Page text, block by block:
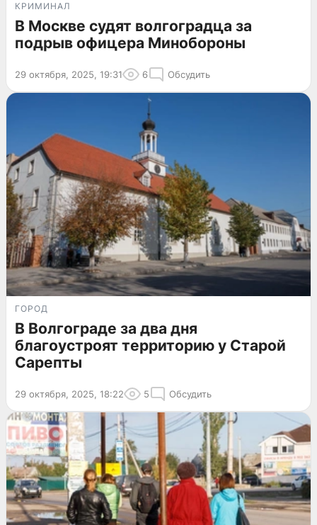
КРИМИНАЛ
В Москве судят волгоградца за
подрыв офицера Минобороны
29 октября, 2025, 19:31 6 Обсудить
ГОРОД
В Волгограде за два дня
благоустроят территорию у Старой
Сарепты
29 октября, 2025, 18:22 5 Обсудить